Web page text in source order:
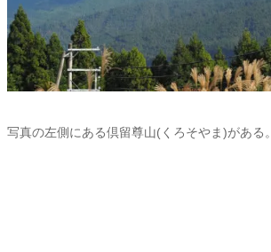
写真の左側にある倶留尊山(くろそやま)がある。